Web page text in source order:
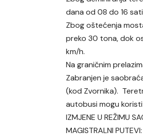
dana od 08 do 16
Zbog oštećenja
preko 30 tona, dok
km/h.
Na graničnim
Zabranjen je
(kod Zvornika).
autobusi mogu
IZMJENE U REŽIMU
MAGISTRALNI PUTEVI: